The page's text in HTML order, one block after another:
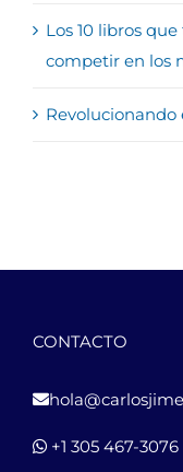
Los 10 libros
competir en los
CONTACTO
+1 305 467-3076